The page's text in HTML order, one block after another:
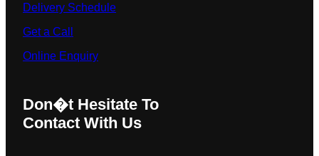
Delivery Schedule
Get a Call
Online Enquiry
Don�t Hesitate To
Contact With Us